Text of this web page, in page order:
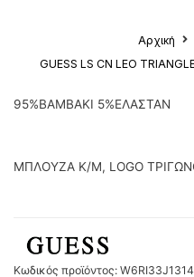
Αρχική
GUESS LS CN LEO
95%ΒAMBAKI 5%ΕΛΑΣΤΑΝ
ΜΠΛΟΥΖΑ K/M, LOGO
Κωδικός προϊόντος: